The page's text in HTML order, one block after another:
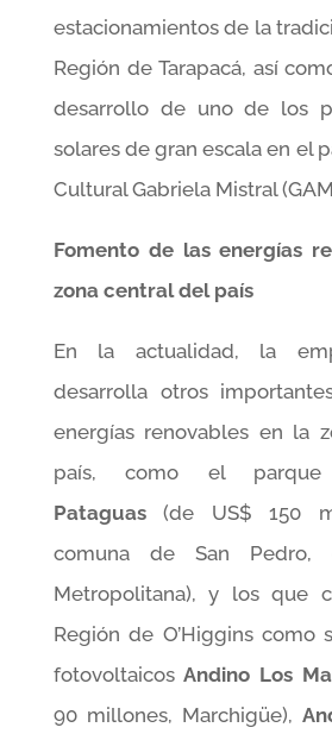
estacionamientos de la
Región de Tarapacá, así
desarrollo de uno de los
solares de gran escala en el
Cultural Gabriela Mistral
Fomento de las energías
zona central del país
En la actualidad, la
desarrolla otros
energías renovables en la
país, como el
Pataguas(de US$ 150
comuna de San Pedro,
Metropolitana), y los que
Región de O’Higgins como
fotovoltaicosAndino Los
90 millones, Marchigüe),